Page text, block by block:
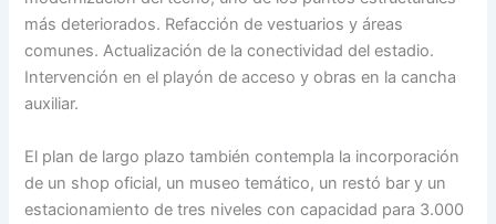
más deteriorados. Refacción de vestuarios y áreas
comunes. Actualización de la conectividad del estadio.
Intervención en el playón de acceso y obras en la cancha
auxiliar.
El plan de largo plazo también contempla la incorporación
de un shop oficial, un museo temático, un restó bar y un
estacionamiento de tres niveles con capacidad para 3.000